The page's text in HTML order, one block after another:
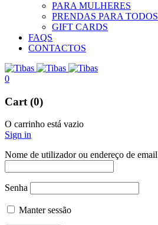
PARA MULHERES
PRENDAS PARA TODOS
GIFT CARDS
FAQS
CONTACTOS
0
Cart (0)
O carrinho está vazio
Sign in
Nome de utilizador ou endereço de email
Senha
Manter sessão